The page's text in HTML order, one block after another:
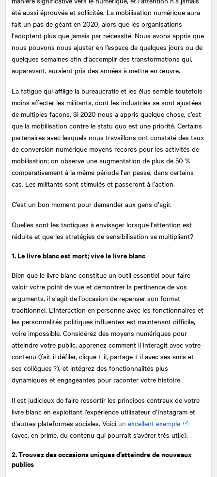
été aussi éprouvée et sollicitée. La mobilisation numérique aura
fait un pas de géant en 2020, alors que les organisations
l’adoptent plus que jamais par nécessité. Nous avons appris que
nous pouvons nous ajuster en l’espace de quelques jours ou de
quelques semaines afin d’accomplir des transformations qui,
auparavant, auraient pris des années à mettre en œuvre.
La fatigue qui afflige la bureaucratie et les élus semble toutefois
moins affecter les militants, dont les industries se sont ajustées
de multiples façons. Si 2020 nous a appris quelque chose, c’est
que la mobilisation contre le statu quo est une priorité. Certains
partenaires avec lesquels nous travaillons ont constaté des taux
de conversion numérique moyens records pour les activités de
mobilisation; on observe une augmentation de plus de 50 %
comparativement à la même période l’an passé, dans certains
cas. Les militants sont stimulés et passeront à l’action.
C’est un bon moment pour demander aux gens d’agir.
Quelles sont les tactiques à envisager lorsque l’attention est
réduite et que les stratégies de sensibilisation se multiplient?
1. Le livre blanc est mort; vive le livre blanc
Bien que le livre blanc constitue un outil essentiel pour faire
valoir votre point de vue et démontrer la pertinence de vos
arguments, il s’agit de l’occasion de repenser son format
traditionnel. L’interaction en personne avec les fonctionnaires et
les personnalités politiques influentes est maintenant difficile,
voire impossible. Considérez des moyens numériques pour
atteindre votre public, apprenez comment il interagit avec votre
contenu (fait-il défiler, clique-t-il, partage-t-il avec ses amis et
ses collègues ?), et intégrez des fonctionnalités plus
dynamiques et engageantes pour raconter votre histoire.
Il est judicieux de faire ressortir les principes centraux de votre
livre blanc en exploitant l’expérience utilisateur d’Instagram et
d’autres plateformes sociales. Voici un excellent exemple
(avec, en prime, du contenu qui pourrait s'avérer très utile).
2. Trouvez des occasions uniques d’atteindre de nouveaux
publics